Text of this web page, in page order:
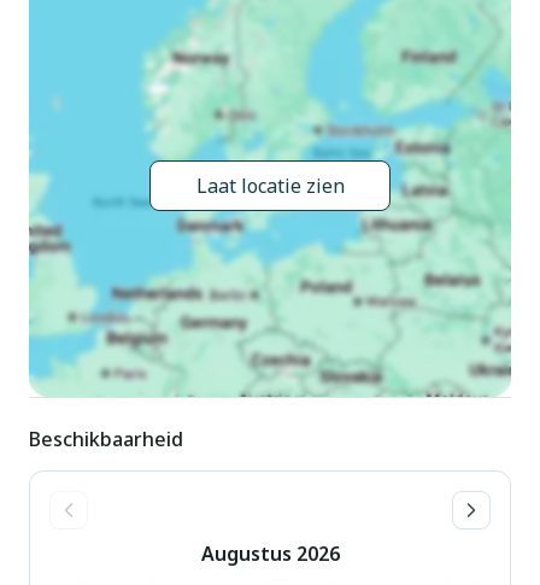
meer. Voor alleengebruik: tuin (omheind). Prieel,
tuinmeubelen, barbecue. Toegangsweg tot 500 m voor aan
het huis. 500 m steil voetpad naar het huis. Openbare
parkeerplaatsen 500 m. Supermarkt 2 km, bushalte 500 m,
kiezelstrand 750 m. Jachthaven 750 m, golfterrein (9 holes)
21 km. Attracties in de buurt: Verbania 12 km, Locarno 25
km. Een deel van het huis is afgesloten en niet bezet. Het
huis is alleen bereikbaar via een oud muilezelpad (stenen
trapppen, niet geschikt voor kinderwagens). In Cannero is de
parkeerplaats, van hieruit ca. 7-10 min. de berg op.
Laat locatie zien
Beschikbaarheid
Augustus 2026